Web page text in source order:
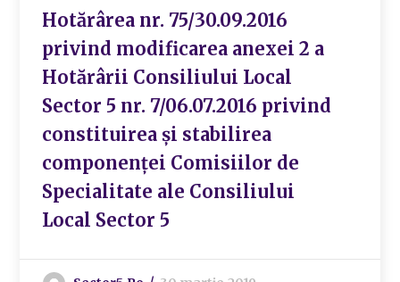
Hotărârea nr. 75/30.09.2016
privind modificarea anexei 2 a
Hotărârii Consiliului Local
Sector 5 nr. 7/06.07.2016 privind
constituirea și stabilirea
componenței Comisiilor de
Specialitate ale Consiliului
Local Sector 5